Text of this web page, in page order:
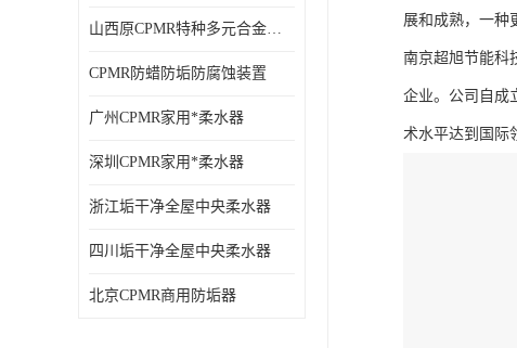
山西原CPMR特种多元合金防垢除垢设备
CPMR防蜡防垢防腐蚀装置
广州CPMR家用*柔水器
深圳CPMR家用*柔水器
浙江垢干净全屋中央柔水器
四川垢干净全屋中央柔水器
北京CPMR商用防垢器
展和成熟，一种
南京超旭节能科
企业。公司自成
术水平达到国际